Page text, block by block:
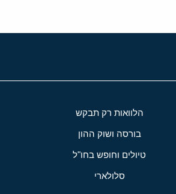
הלוואות רק תבקש
בורסה ושוק ההון
טיולים וחופש בחו"ל
סלולארי